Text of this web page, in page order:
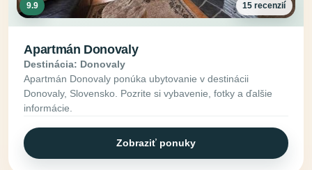
9.9 15 recenzií
Apartmán Donovaly
Destinácia: Donovaly
Apartmán Donovaly ponúka ubytovanie v destinácii
Donovaly, Slovensko. Pozrite si vybavenie, fotky a ďalšie
informácie.
Zobraziť ponuky